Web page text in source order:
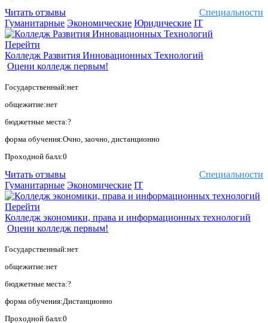
Специальности
Читать отзывы
Гуманитарные Экономические Юридические IT
Перейти
Колледж Развития Инновационных Технологий
Оцени колледж первым!
Государственный:нет
общежитие:нет
бюджетные места:?
форма обучения:Очно, заочно, дистанционно
Проходной балл:0
Специальности
Читать отзывы
Гуманитарные Экономические IT
Перейти
Колледж экономики, права и информационных технологий
Оцени колледж первым!
Государственный:нет
общежитие:нет
бюджетные места:?
форма обучения:Дистанционно
Проходной балл:0